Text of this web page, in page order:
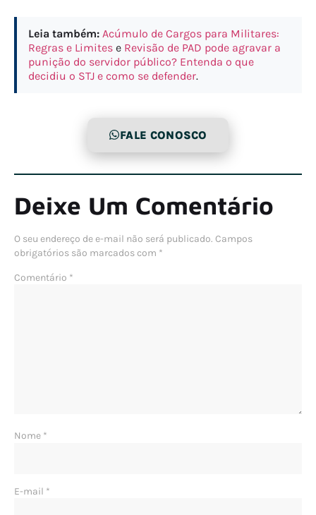
Leia também: Acúmulo de Cargos para Militares:
Regras e Limites e Revisão de PAD pode agravar a
punição do servidor público? Entenda o que
decidiu o STJ e como se defender.
FALE CONOSCO
Deixe Um Comentário
O seu endereço de e-mail não será publicado. Campos
obrigatórios são marcados com *
Comentário *
Nome *
E-mail *